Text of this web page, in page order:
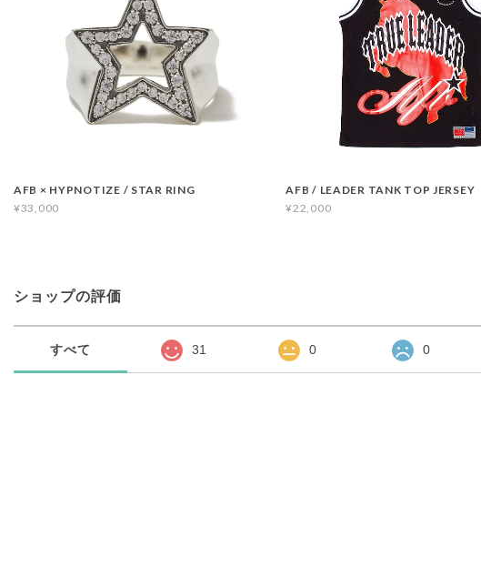
AFB × HYPNOTIZE / STAR RING
¥33,000
AFB / LEADER TANK TOP JERSEY
¥22,000
ショップの評価
すべて 31 0 0